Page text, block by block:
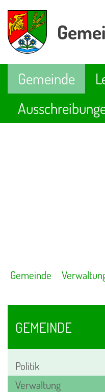
Gemeinde
Gemeinde
GEMEINDE
Politik
Verwaltung